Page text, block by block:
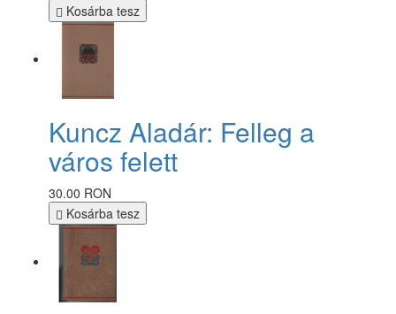
Kosárba tesz
Kuncz Aladár: Felleg a
város felett
30.00 RON
Kosárba tesz